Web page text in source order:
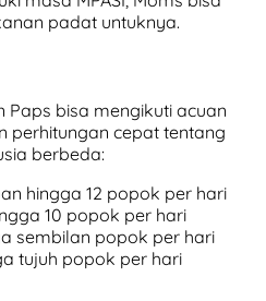
padat untuknya.
Paps bisa mengikuti acuan
perhitungan cepat tentang
berbeda:
hingga 12 popok per hari
10 popok per hari
sembilan popok per hari
tujuh popok per hari